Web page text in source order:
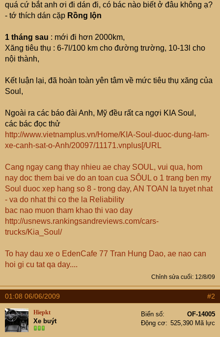
quá cứ bắt anh ơi đi dán đi, có bác nào biết ở đâu không ạ?
- tớ thích dán cặp Rồng lộn
1 tháng sau : mới đi hơn 2000km,
Xăng tiêu thụ : 6-7l/100 km cho đường trường, 10-13l cho
nội thành,
Kết luận lại, đã hoàn toàn yên tâm về mức tiêu thụ xăng của
Soul,
Ngoài ra các báo đài Anh, Mỹ đều rất ca ngợi KIA Soul,
các bác đọc thử
http://www.vietnamplus.vn/Home/KIA-Soul-duoc-dung-lam-
xe-canh-sat-o-Anh/20097/11171.vnplus[/URL
Cang ngay cang thay nhieu ae chay SOUL, vui qua, hom
nay doc them bai ve do an toan cua SÔUL o 1 trang ben my
Soul duoc xep hang so 8 - trong day, AN TOAN la tuyet nhat
- va do nhat thi co the la Reliability
bac nao muon tham khao thi vao day
http://usnews.rankingsandreviews.com/cars-
trucks/Kia_Soul/
To hay dau xe o EdenCafe 77 Tran Hung Dao, ae nao can
hoi gi cu tat qa day....
Chỉnh sửa cuối: 12/8/09
01:08 06/06/2009 #2
Hiepkt
Xe buýt
Biển số
OF-14005
Động cơ
525,390 Mã lực